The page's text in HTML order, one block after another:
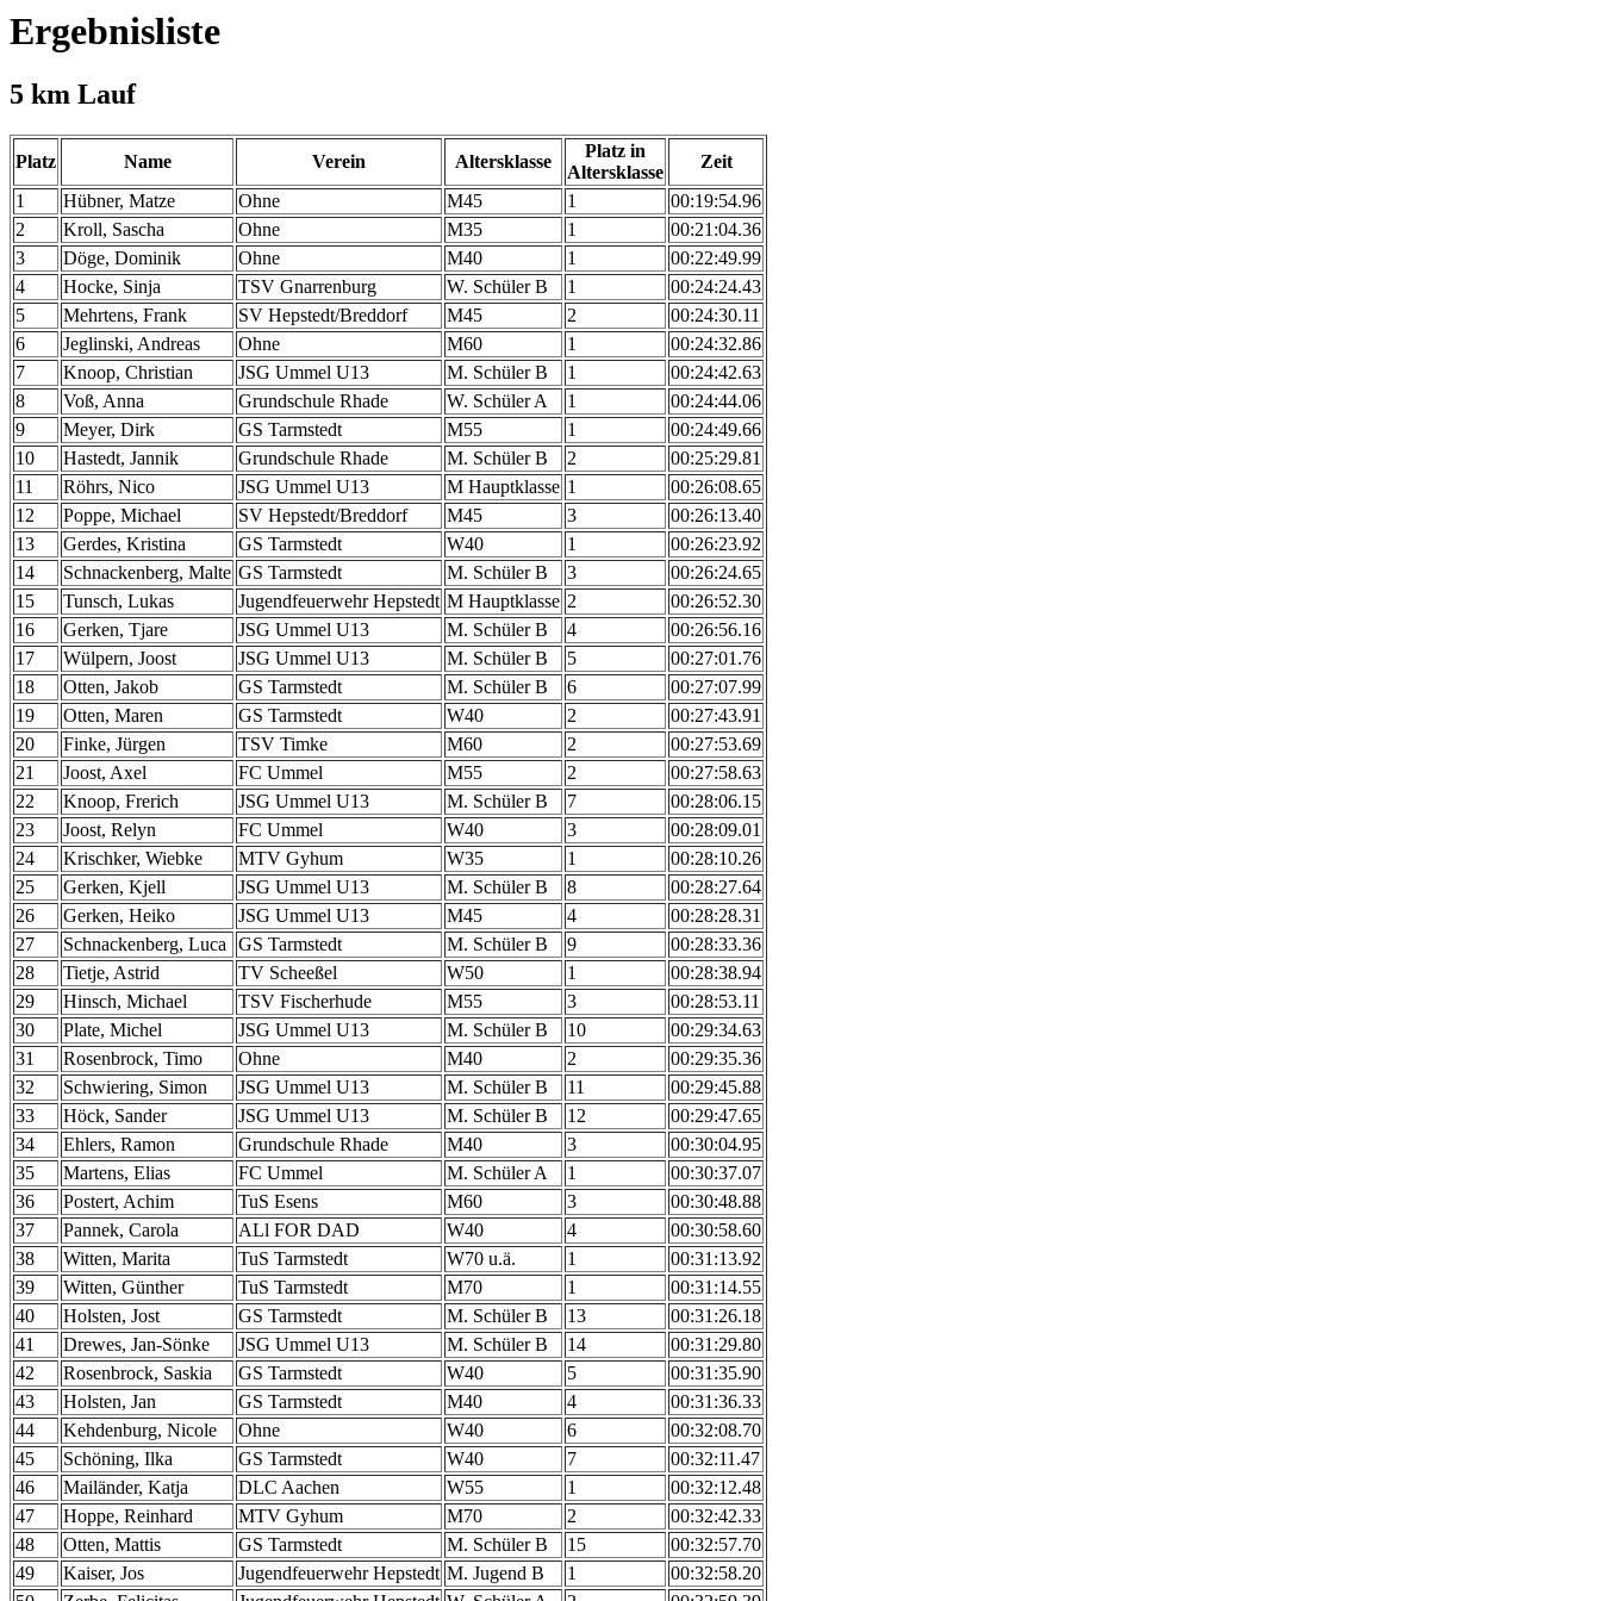
Ergebnisliste
5 km Lauf
Platz Name Verein Altersklasse
Platz in
Altersklasse
Zeit
1
Hübner, Matze Ohne M45 1
00:19:54.96
2
Kroll, Sascha Ohne M35 1
00:21:04.36
3
Döge, Dominik Ohne M40 1
00:22:49.99
4
Hocke, Sinja TSV Gnarrenburg W. Schüler B 1
00:24:24.43
5
Mehrtens, Frank SV Hepstedt/Breddorf M45 2
00:24:30.11
6
Jeglinski, Andreas Ohne M60 1
00:24:32.86
7
Knoop, Christian JSG Ummel U13 M. Schüler B 1
00:24:42.63
8
Voß, Anna Grundschule Rhade W. Schüler A 1
00:24:44.06
9
Meyer, Dirk GS Tarmstedt M55 1
00:24:49.66
10
Hastedt, Jannik Grundschule Rhade M. Schüler B 2
00:25:29.81
11
Röhrs, Nico JSG Ummel U13 M Hauptklasse 1
00:26:08.65
12
Poppe, Michael SV Hepstedt/Breddorf M45 3
00:26:13.40
13
Gerdes, Kristina GS Tarmstedt W40 1
00:26:23.92
14
Schnackenberg, Malte GS Tarmstedt M. Schüler B 3
00:26:24.65
15
Tunsch, Lukas Jugendfeuerwehr Hepstedt M Hauptklasse 2
00:26:52.30
16
Gerken, Tjare JSG Ummel U13 M. Schüler B 4
00:26:56.16
17
Wülpern, Joost JSG Ummel U13 M. Schüler B 5
00:27:01.76
18
Otten, Jakob GS Tarmstedt M. Schüler B 6
00:27:07.99
19
Otten, Maren GS Tarmstedt W40 2
00:27:43.91
20
Finke, Jürgen TSV Timke M60 2
00:27:53.69
21
Joost, Axel FC Ummel M55 2
00:27:58.63
22
Knoop, Frerich JSG Ummel U13 M. Schüler B 7
00:28:06.15
23
Joost, Relyn FC Ummel W40 3
00:28:09.01
24
Krischker, Wiebke MTV Gyhum W35 1
00:28:10.26
25
Gerken, Kjell JSG Ummel U13 M. Schüler B 8
00:28:27.64
26
Gerken, Heiko JSG Ummel U13 M45 4
00:28:28.31
27
Schnackenberg, Luca GS Tarmstedt M. Schüler B 9
00:28:33.36
28
Tietje, Astrid TV Scheeßel W50 1
00:28:38.94
29
Hinsch, Michael TSV Fischerhude M55 3
00:28:53.11
30
Plate, Michel JSG Ummel U13 M. Schüler B 10
00:29:34.63
31
Rosenbrock, Timo Ohne M40 2
00:29:35.36
32
Schwiering, Simon JSG Ummel U13 M. Schüler B 11
00:29:45.88
33
Höck, Sander JSG Ummel U13 M. Schüler B 12
00:29:47.65
34
Ehlers, Ramon Grundschule Rhade M40 3
00:30:04.95
35
Martens, Elias FC Ummel M. Schüler A 1
00:30:37.07
36
Postert, Achim TuS Esens M60 3
00:30:48.88
37
Pannek, Carola ALl FOR DAD W40 4
00:30:58.60
38
Witten, Marita TuS Tarmstedt W70 u.ä. 1
00:31:13.92
39
Witten, Günther TuS Tarmstedt M70 1
00:31:14.55
40
Holsten, Jost GS Tarmstedt M. Schüler B 13
00:31:26.18
41
Drewes, Jan-Sönke JSG Ummel U13 M. Schüler B 14
00:31:29.80
42
Rosenbrock, Saskia GS Tarmstedt W40 5
00:31:35.90
43
Holsten, Jan GS Tarmstedt M40 4
00:31:36.33
44
Kehdenburg, Nicole Ohne W40 6
00:32:08.70
45
Schöning, Ilka GS Tarmstedt W40 7
00:32:11.47
46
Mailänder, Katja DLC Aachen W55 1
00:32:12.48
47
Hoppe, Reinhard MTV Gyhum M70 2
00:32:42.33
48
Otten, Mattis GS Tarmstedt M. Schüler B 15
00:32:57.70
49
Kaiser, Jos Jugendfeuerwehr Hepstedt M. Jugend B 1
00:32:58.20